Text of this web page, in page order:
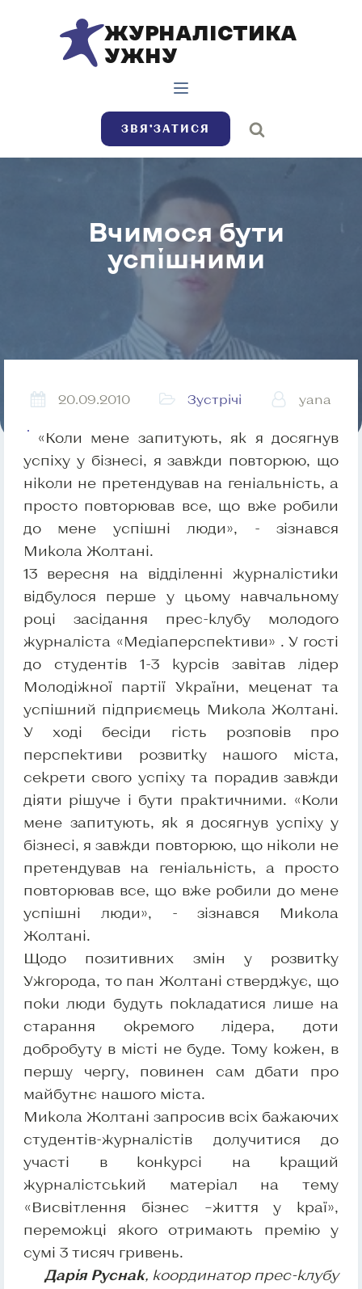
ЖУРНАЛІСТИКА
УЖНУ
ЗВЯ’ЗАТИСЯ
Вчимося бути
успішними
20.09.2010 Зустрічі yana
«Коли мене запитують, як я досягнув
успіху у бізнесі, я завжди повторюю, що
ніколи не претендував на геніальність, а
просто повторював все, що вже робили
до мене успішні люди», - зізнався
Микола Жолтані.
13 вересня на відділенні журналістики
відбулося перше у цьому навчальному
році засідання прес-клубу молодого
журналіста «Медіаперспективи» . У гості
до студентів 1-3 курсів завітав лідер
Молодіжної партії України, меценат та
успішний підприємець Микола Жолтані.
У ході бесіди гість розповів про
перспективи розвитку нашого міста,
секрети свого успіху та порадив завжди
діяти рішуче і бути практичними. «Коли
мене запитують, як я досягнув успіху у
бізнесі, я завжди повторюю, що ніколи не
претендував на геніальність, а просто
повторював все, що вже робили до мене
успішні люди», - зізнався Микола
Жолтані.
Щодо позитивних змін у розвитку
Ужгорода, то пан Жолтані стверджує, що
поки люди будуть покладатися лише на
старання окремого лідера, доти
добробуту в місті не буде. Тому кожен, в
першу чергу, повинен сам дбати про
майбутнє нашого міста.
Микола Жолтані запросив всіх бажаючих
студентів-журналістів долучитися до
участі в конкурсі на кращий
журналістський матеріал на тему
«Висвітлення бізнес –життя у краї»,
переможці якого отримають премію у
сумі 3 тисяч гривень.
Дарія Руснак, координатор прес-клубу